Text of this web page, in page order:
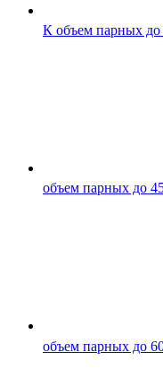
К объем парных
объем парных до
объем парных до